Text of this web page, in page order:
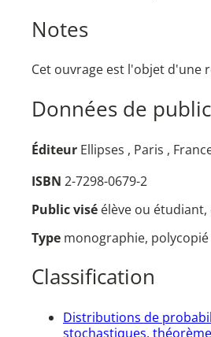
Notes
Cet ouvrage est l'objet d'une
Données de
Éditeur Ellipses , Paris ,
ISBN 2-7298-0679-2
Public visé élève ou
Type monographie, polycopié
Classification
Distributions de
stochastiques,